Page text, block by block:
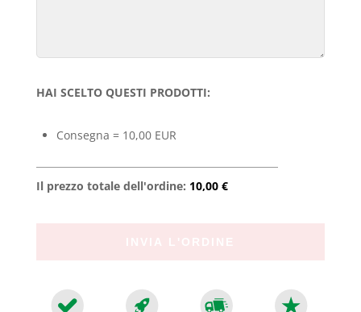
HAI SCELTO QUESTI PRODOTTI:
Consegna = 10,00 EUR
Il prezzo totale dell'ordine: 10,00 €